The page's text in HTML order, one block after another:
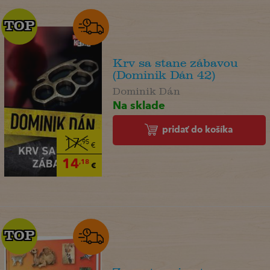
17,95€
14,18€
TOP
TOP
Krv sa stane zábavou
(Dominik Dán 42)
Dominik Dán
Na sklade
pridať do košíka
TOP
TOP